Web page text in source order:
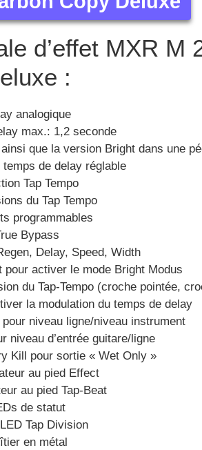
d’effet MXR M
:
analogique
max.: 1,2 seconde
que la version Bright dans une
temps de delay réglable
Tap Tempo
du Tap Tempo
programmables
Bypass
Delay, Speed, Width
pour activer le mode Bright Modus
du Tap-Tempo (croche pointée,
la modulation du temps de delay
niveau ligne/niveau instrument
niveau d’entrée guitare/ligne
Kill pour sortie « Wet Only »
au pied Effect
au pied Tap-Beat
de statut
Tap Division
en métal